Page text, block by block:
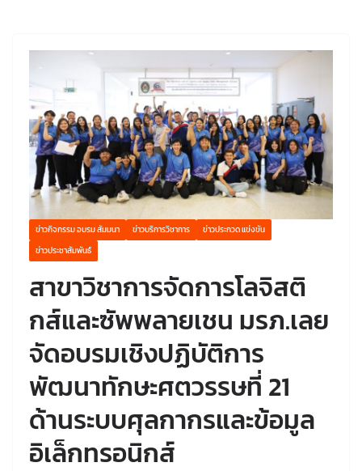
ข่าวกิจกรรม อบรม สัมมนา ข่าวบริการวิชาการ
ข่าวประกวด แข่งขัน
ข่าวประชาสัมพันธ์
สาขาวิชาการจัดการโลจิสติ
กส์และซัพพลายเชน มรภ.เลย
จัดอบรมเชิงปฏิบัติการ
พัฒนาทักษะศตวรรษที่ 21
ด้านระบบศุลกากรและข้อมูล
อิเล็กทรอนิกส์